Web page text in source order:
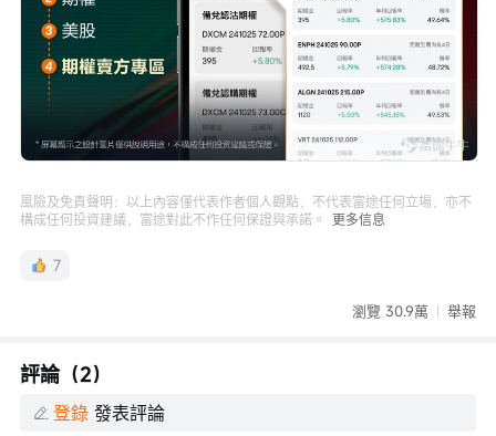
風險及免責聲明：以上內容僅代表作者個人觀點，不代表富途任何立場，亦不
構成任何投資建議，富途對此不作任何保證與承諾。
更多信息
7
瀏覽 30.9萬 舉報
評論（2）
登錄 發表評論